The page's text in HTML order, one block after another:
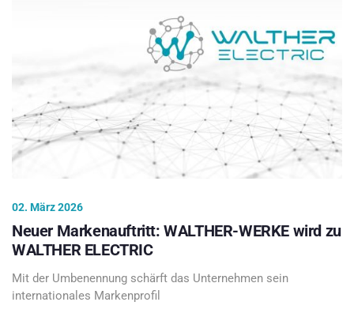
02. März 2026
Neuer Markenauftritt: WALTHER-WERKE wird zu
WALTHER ELECTRIC
Mit der Umbenennung schärft das Unternehmen sein
internationales Markenprofil